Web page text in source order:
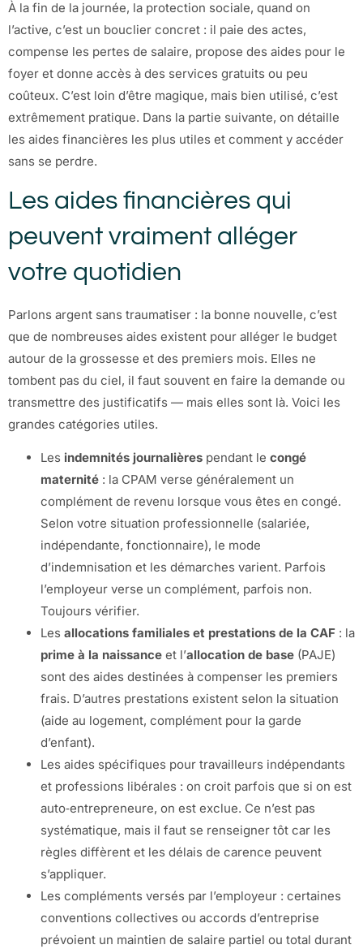
À la fin de la journée, la protection sociale, quand on
l’active, c’est un bouclier concret : il paie des actes,
compense les pertes de salaire, propose des aides pour le
foyer et donne accès à des services gratuits ou peu
coûteux. C’est loin d’être magique, mais bien utilisé, c’est
extrêmement pratique. Dans la partie suivante, on détaille
les aides financières les plus utiles et comment y accéder
sans se perdre.
Les aides financières qui
peuvent vraiment alléger
votre quotidien
Parlons argent sans traumatiser : la bonne nouvelle, c’est
que de nombreuses aides existent pour alléger le budget
autour de la grossesse et des premiers mois. Elles ne
tombent pas du ciel, il faut souvent en faire la demande ou
transmettre des justificatifs — mais elles sont là. Voici les
grandes catégories utiles.
Les indemnités journalières pendant le congé
maternité : la CPAM verse généralement un
complément de revenu lorsque vous êtes en congé.
Selon votre situation professionnelle (salariée,
indépendante, fonctionnaire), le mode
d’indemnisation et les démarches varient. Parfois
l’employeur verse un complément, parfois non.
Toujours vérifier.
Les allocations familiales et prestations de la CAF : la
prime à la naissance et l’allocation de base (PAJE)
sont des aides destinées à compenser les premiers
frais. D’autres prestations existent selon la situation
(aide au logement, complément pour la garde
d’enfant).
Les aides spécifiques pour travailleurs indépendants
et professions libérales : on croit parfois que si on est
auto‑entrepreneure, on est exclue. Ce n’est pas
systématique, mais il faut se renseigner tôt car les
règles diffèrent et les délais de carence peuvent
s’appliquer.
Les compléments versés par l’employeur : certaines
conventions collectives ou accords d’entreprise
prévoient un maintien de salaire partiel ou total durant